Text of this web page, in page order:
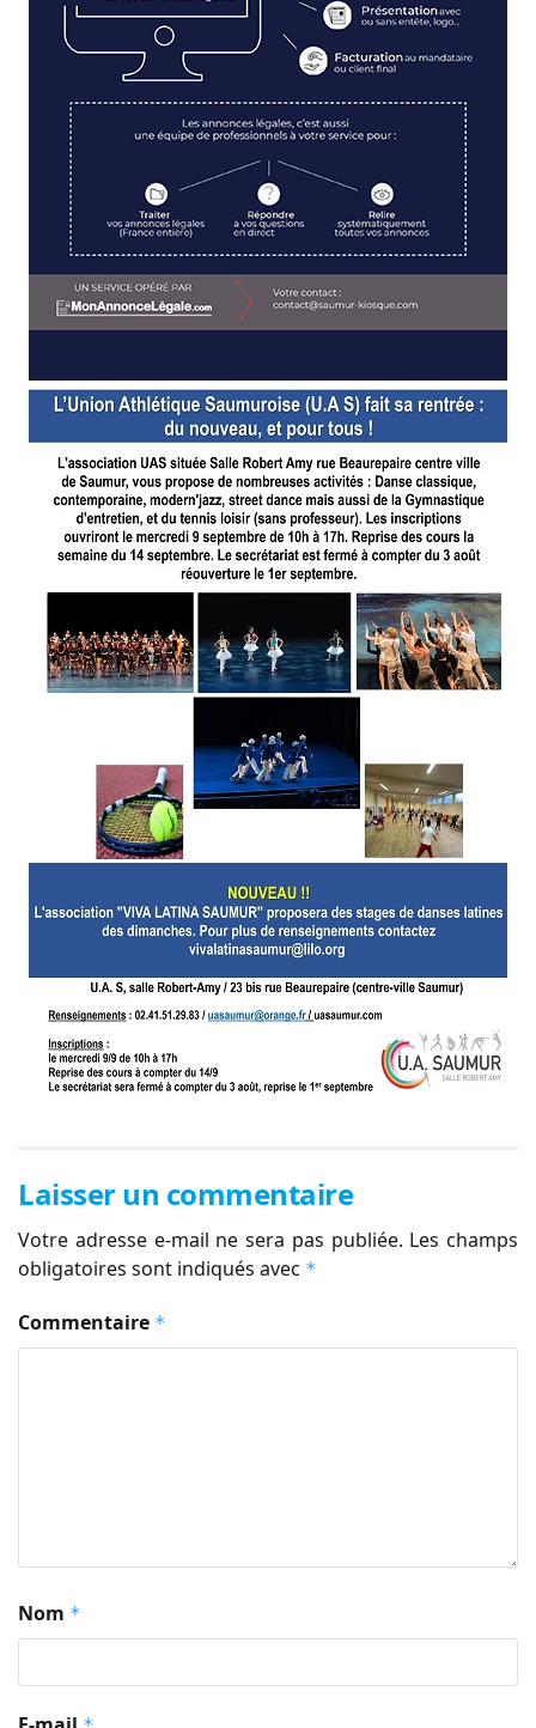
Laisser un commentaire
Votre adresse e-mail ne sera pas publiée. Les champs
obligatoires sont indiqués avec *
Commentaire *
Nom *